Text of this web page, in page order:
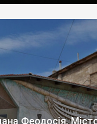
Феодосія.